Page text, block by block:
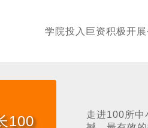
学院投入巨资积极开
100
走进100所中